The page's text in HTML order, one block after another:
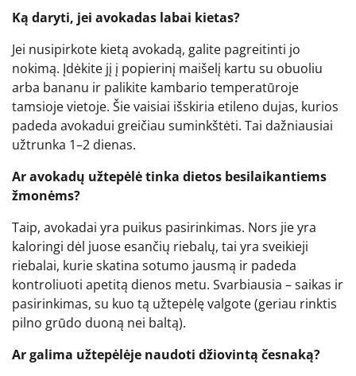
Ką daryti, jei avokadas labai kietas?
Jei nusipirkote kietą avokadą, galite pagreitinti jo
nokimą. Įdėkite jį į popierinį maišelį kartu su obuoliu
arba bananu ir palikite kambario temperatūroje
tamsioje vietoje. Šie vaisiai išskiria etileno dujas, kurios
padeda avokadui greičiau suminkštėti. Tai dažniausiai
užtrunka 1–2 dienas.
Ar avokadų užtepėlė tinka dietos besilaikantiems
žmonėms?
Taip, avokadai yra puikus pasirinkimas. Nors jie yra
kaloringi dėl juose esančių riebalų, tai yra sveikieji
riebalai, kurie skatina sotumo jausmą ir padeda
kontroliuoti apetitą dienos metu. Svarbiausia – saikas ir
pasirinkimas, su kuo tą užtepėlę valgote (geriau rinktis
pilno grūdo duoną nei baltą).
Ar galima užtepėlėje naudoti džiovintą česnaką?